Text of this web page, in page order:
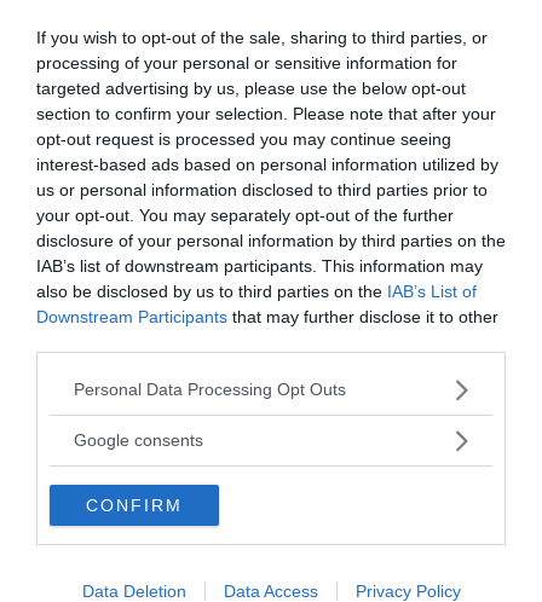
If you wish to opt-out of the sale, sharing to third parties, or
processing of your personal or sensitive information for
targeted advertising by us, please use the below opt-out
section to confirm your selection. Please note that after your
opt-out request is processed you may continue seeing
interest-based ads based on personal information utilized by
us or personal information disclosed to third parties prior to
your opt-out. You may separately opt-out of the further
disclosure of your personal information by third parties on the
IAB’s list of downstream participants. This information may
also be disclosed by us to third parties on the IAB’s List of
Downstream Participants that may further disclose it to other
Please note that this website/app uses one or more Google
not limited to your visit or usage behaviour. You may click to
use your data for below specified purposes in below Google
consent section.
Personal Data Processing Opt Outs
Google consents
CONFIRM
Data Deletion Data Access Privacy Policy